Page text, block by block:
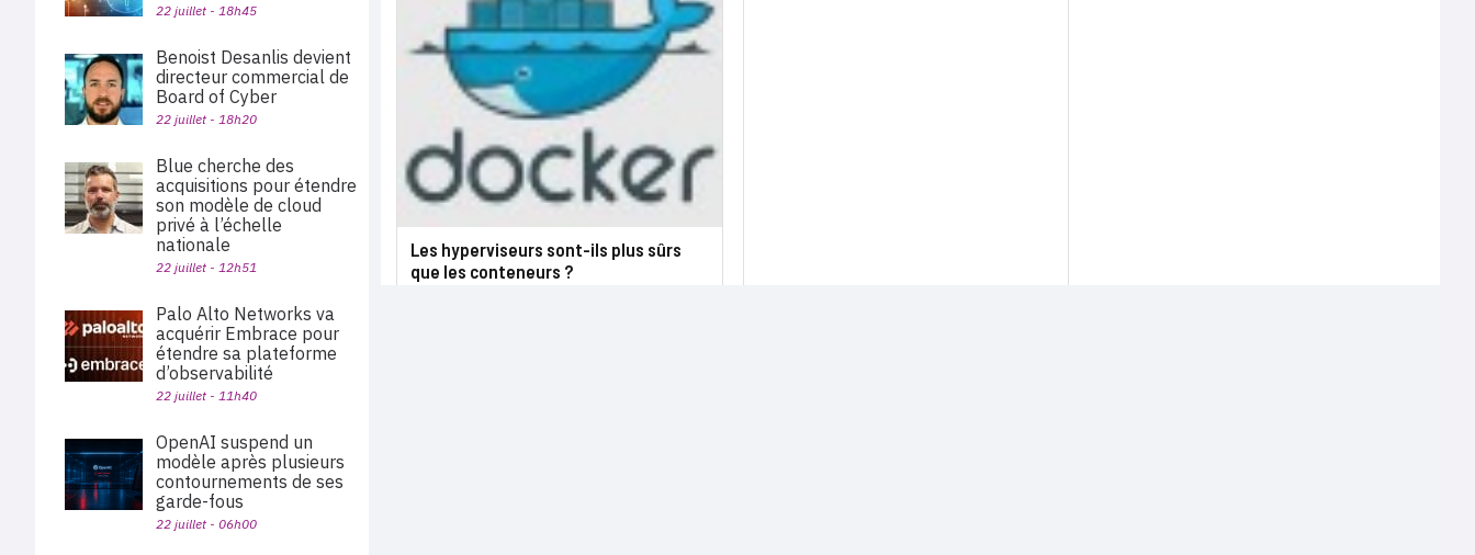
Les hyperviseurs sont-ils plus sûrs
que les conteneurs ?
22 juillet - 18h45
Benoist Desanlis devient
directeur commercial de
Board of Cyber
22 juillet - 18h20
Blue cherche des
acquisitions pour étendre
son modèle de cloud
privé à l’échelle
nationale
22 juillet - 12h51
Palo Alto Networks va
acquérir Embrace pour
étendre sa plateforme
d’observabilité
22 juillet - 11h40
OpenAI suspend un
modèle après plusieurs
contournements de ses
garde-fous
22 juillet - 06h00